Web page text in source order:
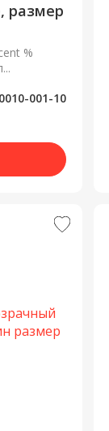
размер
%
001-10